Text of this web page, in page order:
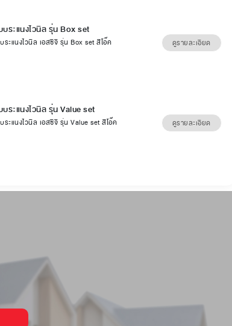
บระแนงไวนิล รุ่น Box set
ระแนงไวนิล เอสซีจี รุ่น Box set สีโอ๊ค ดูรายละเอียด
บระแนงไวนิล รุ่น Value set
ระแนงไวนิล เอสซีจี รุ่น Value set สีโอ๊ค ดูรายละเอียด